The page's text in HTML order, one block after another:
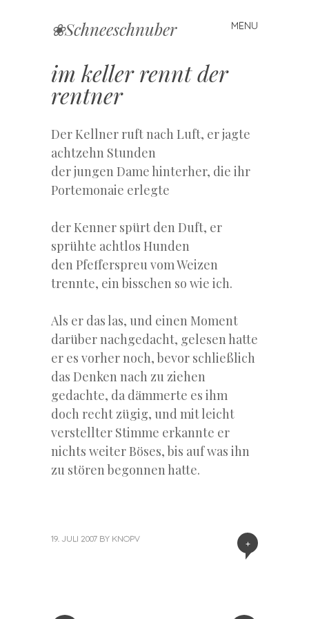
❀Schneeschnuber MENU
Skip
content
im keller rennt der
rentner
Der Kellner ruft nach Luft, er jagte
achtzehn Stunden
der jungen Dame hinterher, die ihr
Portemonaie erlegte
der Kenner spürt den Duft, er
sprühte achtlos Hunden
den Pfefferspreu vom Weizen
trennte, ein bisschen so wie ich.
Als er das las, und einen Moment
darüber nachgedacht, gelesen hatte
er es vorher noch, bevor schließlich
das Denken nach zu ziehen
gedachte, da dämmerte es ihm
doch recht zügig, und mit leicht
verstellter Stimme erkannte er
nichts weiter Böses, bis auf was ihn
zu stören begonnen hatte.
+
19. JULI 2007 BY KNOPV